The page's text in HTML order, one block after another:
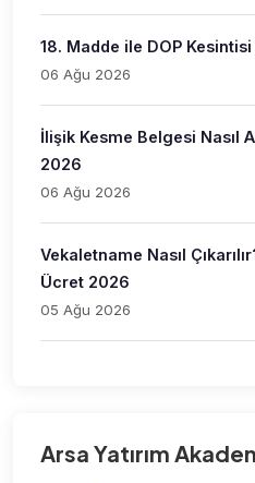
18. Madde ile DOP Kesintisi
06 Ağu 2026
İlişik Kesme Belgesi Nasıl
2026
06 Ağu 2026
Vekaletname Nasıl
Ücret 2026
05 Ağu 2026
Arsa Yatırım